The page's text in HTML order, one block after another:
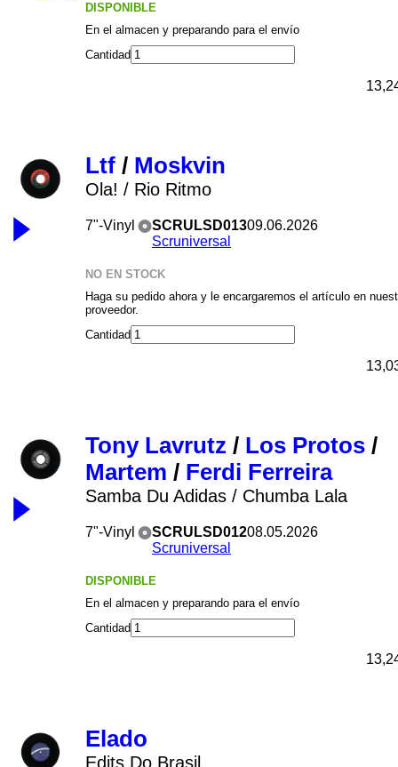
DISPONIBLE
En el almacen y preparando para el envío
Cantidad
Ltf / Moskvin
Ola! / Rio Ritmo
7"-Vinyl
SCRULSD013
Scruniversal
09.06.2026
NO EN STOCK
Haga su pedido ahora y le encargaremos el artículo en
proveedor.
Cantidad
Tony Lavrutz / Los Protos /
Martem / Ferdi Ferreira
Samba Du Adidas / Chumba Lala
7"-Vinyl
SCRULSD012
Scruniversal
08.05.2026
DISPONIBLE
En el almacen y preparando para el envío
Cantidad
Elado
Edits Do Brasil